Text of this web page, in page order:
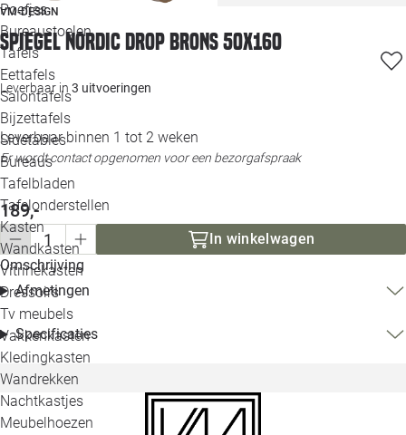
Poefjes
Bureaustoelen
Tafels
Eettafels
Salontafels
Bijzettafels
Sidetables
Bureaus
Tafelbladen
Tafelonderstellen
Kasten
Wandkasten
Vitrinekasten
Dressoirs
Tv meubels
Vakkenkasten
Kledingkasten
Wandrekken
Nachtkastjes
Meubelhoezen
VM-DESIGN
Spiegel Nordic Drop brons 50x160
Leverbaar in 3 uitvoeringen
Leverbaar binnen 1 tot 2 weken
Er wordt contact opgenomen voor een bezorgafspraak
189,-
In winkelwagen
Omschrijving
Afmetingen
Specificaties